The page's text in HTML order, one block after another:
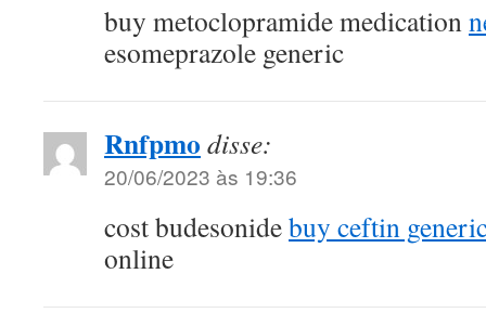
buy metoclopramide medication
esomeprazole generic
Rnfpmo disse:
20/06/2023 às 19:36
cost budesonidebuy ceftin
online